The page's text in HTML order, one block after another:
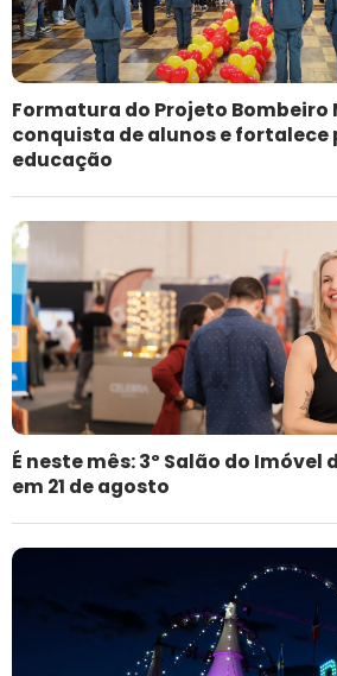
Formatura do Projeto Bombeiro
conquista de alunos e fortalece
educação
É neste mês: 3º Salão do
em 21 de agosto